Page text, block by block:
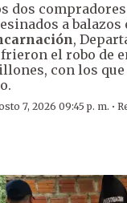
dos
a balazos
,
el robo de
con los
7, 2026 09:45 p. m. ·